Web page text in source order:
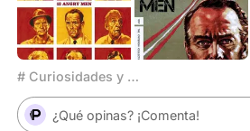
del Jurado 8, en una radiografía
prejuicios humanos. Sin
magia de esta obra maestra
humanos, las penurias de su
invisibles que la convirtieron en
# Curiosidades y Anécdotas del Cine
¿Qué opinas? ¡Comenta!